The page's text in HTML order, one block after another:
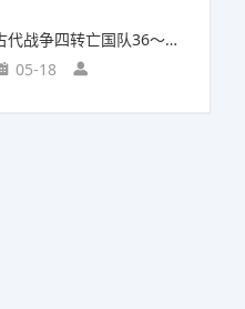
古代战争四转亡国队36～38图部分推图记录
05-18